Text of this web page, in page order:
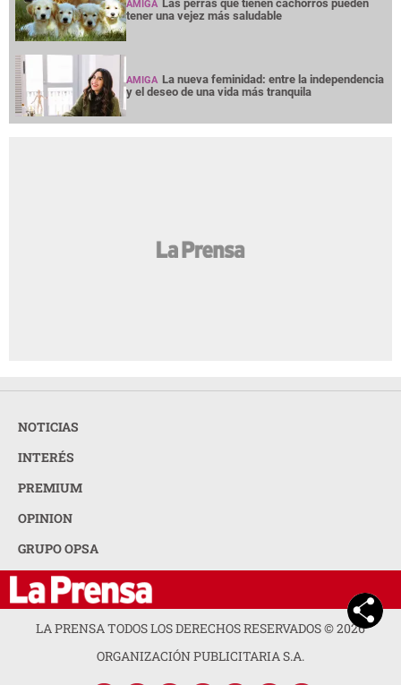
AMIGA Las perras que tienen cachorros pueden
tener una vejez más saludable
AMIGA La nueva feminidad: entre la independencia
y el deseo de una vida más tranquila
NOTICIAS
INTERÉS
PREMIUM
OPINION
GRUPO OPSA
LA PRENSA TODOS LOS DERECHOS RESERVADOS ©2026
ORGANIZACIÓN PUBLICITARIA S.A.